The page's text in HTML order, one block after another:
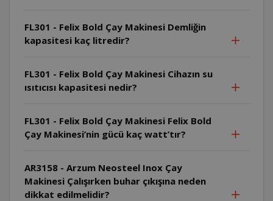
FL301 - Felix Bold Çay Makinesi Demliğin
kapasitesi kaç litredir?
FL301 - Felix Bold Çay Makinesi Cihazın su
ısıtıcısı kapasitesi nedir?
FL301 - Felix Bold Çay Makinesi Felix Bold
Çay Makinesi’nin gücü kaç watt’tır?
AR3158 - Arzum Neosteel Inox Çay
Makinesi Çalışırken buhar çıkışına neden
dikkat edilmelidir?